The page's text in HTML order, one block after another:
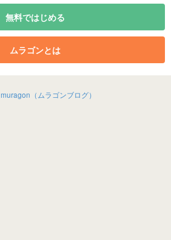
無料ではじめる
ムラゴンとは
muragon（ムラゴンブログ）